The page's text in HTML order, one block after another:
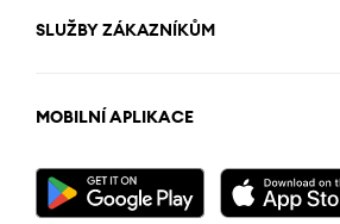
SLUŽBY ZÁKAZNÍKŮM
MOBILNÍ APLIKACE